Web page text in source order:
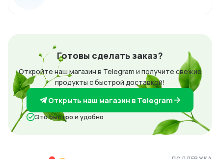
Готовы сделать заказ?
Откройте наш магазин в Telegram и получите свежие
продукты с быстрой доставкой!
Открыть наш магазин в Telegram
Это быстро и удобно